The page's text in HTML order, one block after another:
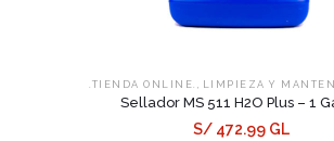
.TIENDA ONLINE. , LIMPIEZA Y
Sellador MS 511 H2O Plus – 1
S/ 472.99 GL